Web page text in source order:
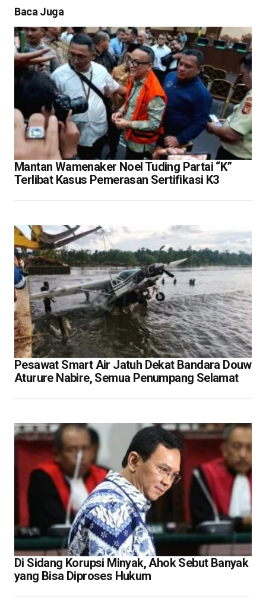
Baca Juga
Mantan Wamenaker Noel Tuding Partai “K”
Terlibat Kasus Pemerasan Sertifikasi K3
Pesawat Smart Air Jatuh Dekat Bandara Douw
Aturure Nabire, Semua Penumpang Selamat
Di Sidang Korupsi Minyak, Ahok Sebut Banyak
yang Bisa Diproses Hukum